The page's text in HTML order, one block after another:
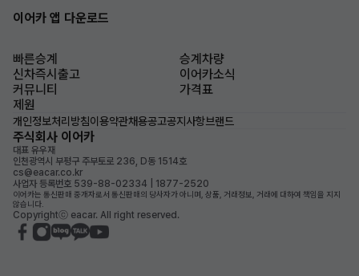
이어카 앱 다운로드
빠른승계
승계차량
신차즉시출고
이어카소식
커뮤니티
가격표
제원
개인정보처리방침이용약관채용공고공지사항브랜드
주식회사 이어카
대표 유우재
인천광역시 부평구 주부토로 236, D동 1514호
cs@eacar.co.kr
사업자 등록번호 539-88-02334 | 1877-2520
이어카는 통신판매 중개자로서 통신판매의 당사자가 아니며, 상품, 거래정보, 거래에 대하여 책임을 지지
않습니다.
Copyrightⓒ eacar. All right reserved.